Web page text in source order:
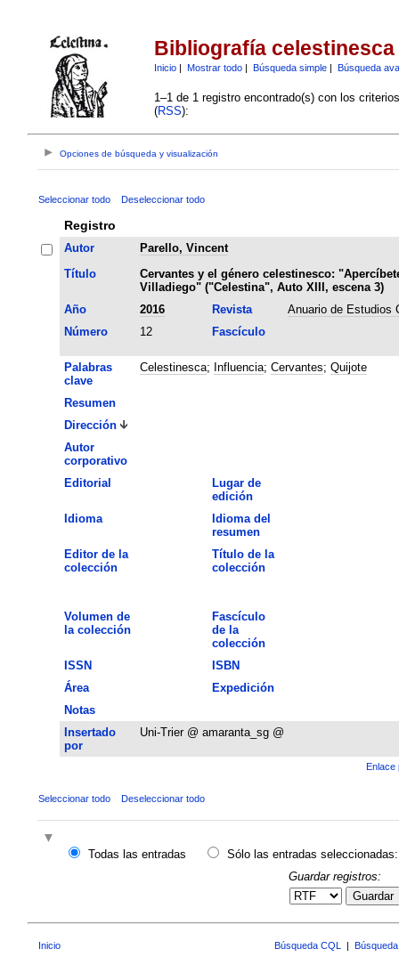
Bibliografía celestinesca
Inicio| Mostrar todo| Búsqueda simple| Búsqueda
1–1 de 1 registro encontrado(s) con los
(RSS):
Opciones de búsqueda y visualización
Seleccionar todo Deseleccionar todo
Registro
Autor
Parello, Vincent
Título
Cervantes y el género celestinesco:
Villadiego" ("Celestina", Auto XIII, escena 3)
Año
2016 Revista
Anuario de Estudios
Número
12 Fascículo
Palabras
clave
Celestinesca; Influencia; Cervantes; Quijote
Resumen
Dirección
Autor
corporativo
Editorial
Lugar de
edición
Idioma
Idioma del
resumen
Editor de la
colección
Título de la
colección
Volumen de
la colección
Fascículo
de la
colección
ISSN
ISBN
Área
Expedición
Notas
Insertado
por
Uni-Trier @ amaranta_sg @
Enlace
Seleccionar todo Deseleccionar todo
Todas las entradas
Sólo las entradas seleccionadas:
Guardar registros:
Guardar
Inicio Búsqueda CQL